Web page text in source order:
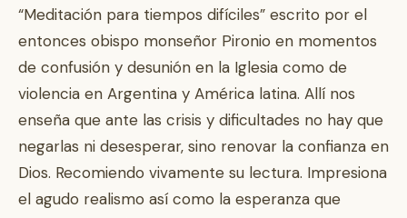
“Meditación para tiempos difíciles” escrito por el
entonces obispo monseñor Pironio en momentos
de confusión y desunión en la Iglesia como de
violencia en Argentina y América latina. Allí nos
enseña que ante las crisis y dificultades no hay que
negarlas ni desesperar, sino renovar la confianza en
Dios. Recomiendo vivamente su lectura. Impresiona
el agudo realismo así como la esperanza que